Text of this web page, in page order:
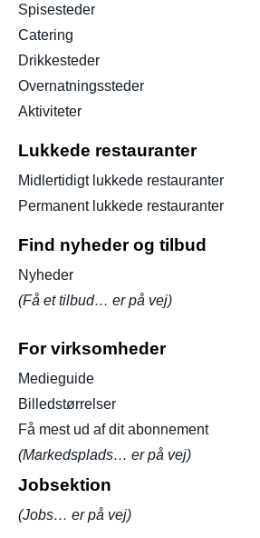
Spisesteder
Catering
Drikkesteder
Overnatningssteder
Aktiviteter
Lukkede restauranter
Midlertidigt lukkede restauranter
Permanent lukkede restauranter
Find nyheder og tilbud
Nyheder
(Få et tilbud… er på vej)
For virksomheder
Medieguide
Billedstørrelser
Få mest ud af dit abonnement
(Markedsplads… er på vej)
Jobsektion
(Jobs… er på vej)